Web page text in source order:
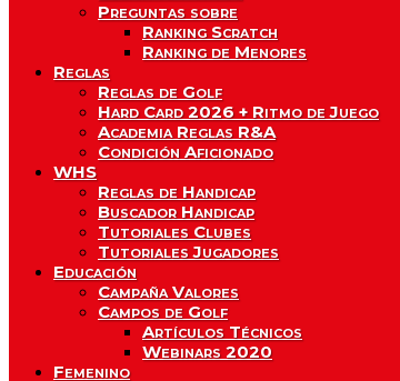
Preguntas sobre
Ranking Scratch
Ranking de Menores
Reglas
Reglas de Golf
Hard Card 2026 + Ritmo de Juego
Academia Reglas R&A
Condición Aficionado
WHS
Reglas de Handicap
Buscador Handicap
Tutoriales Clubes
Tutoriales Jugadores
Educación
Campaña Valores
Campos de Golf
Artículos Técnicos
Webinars 2020
Femenino